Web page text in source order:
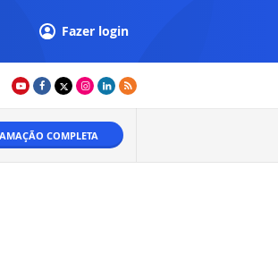
Fazer login
COMPLETA